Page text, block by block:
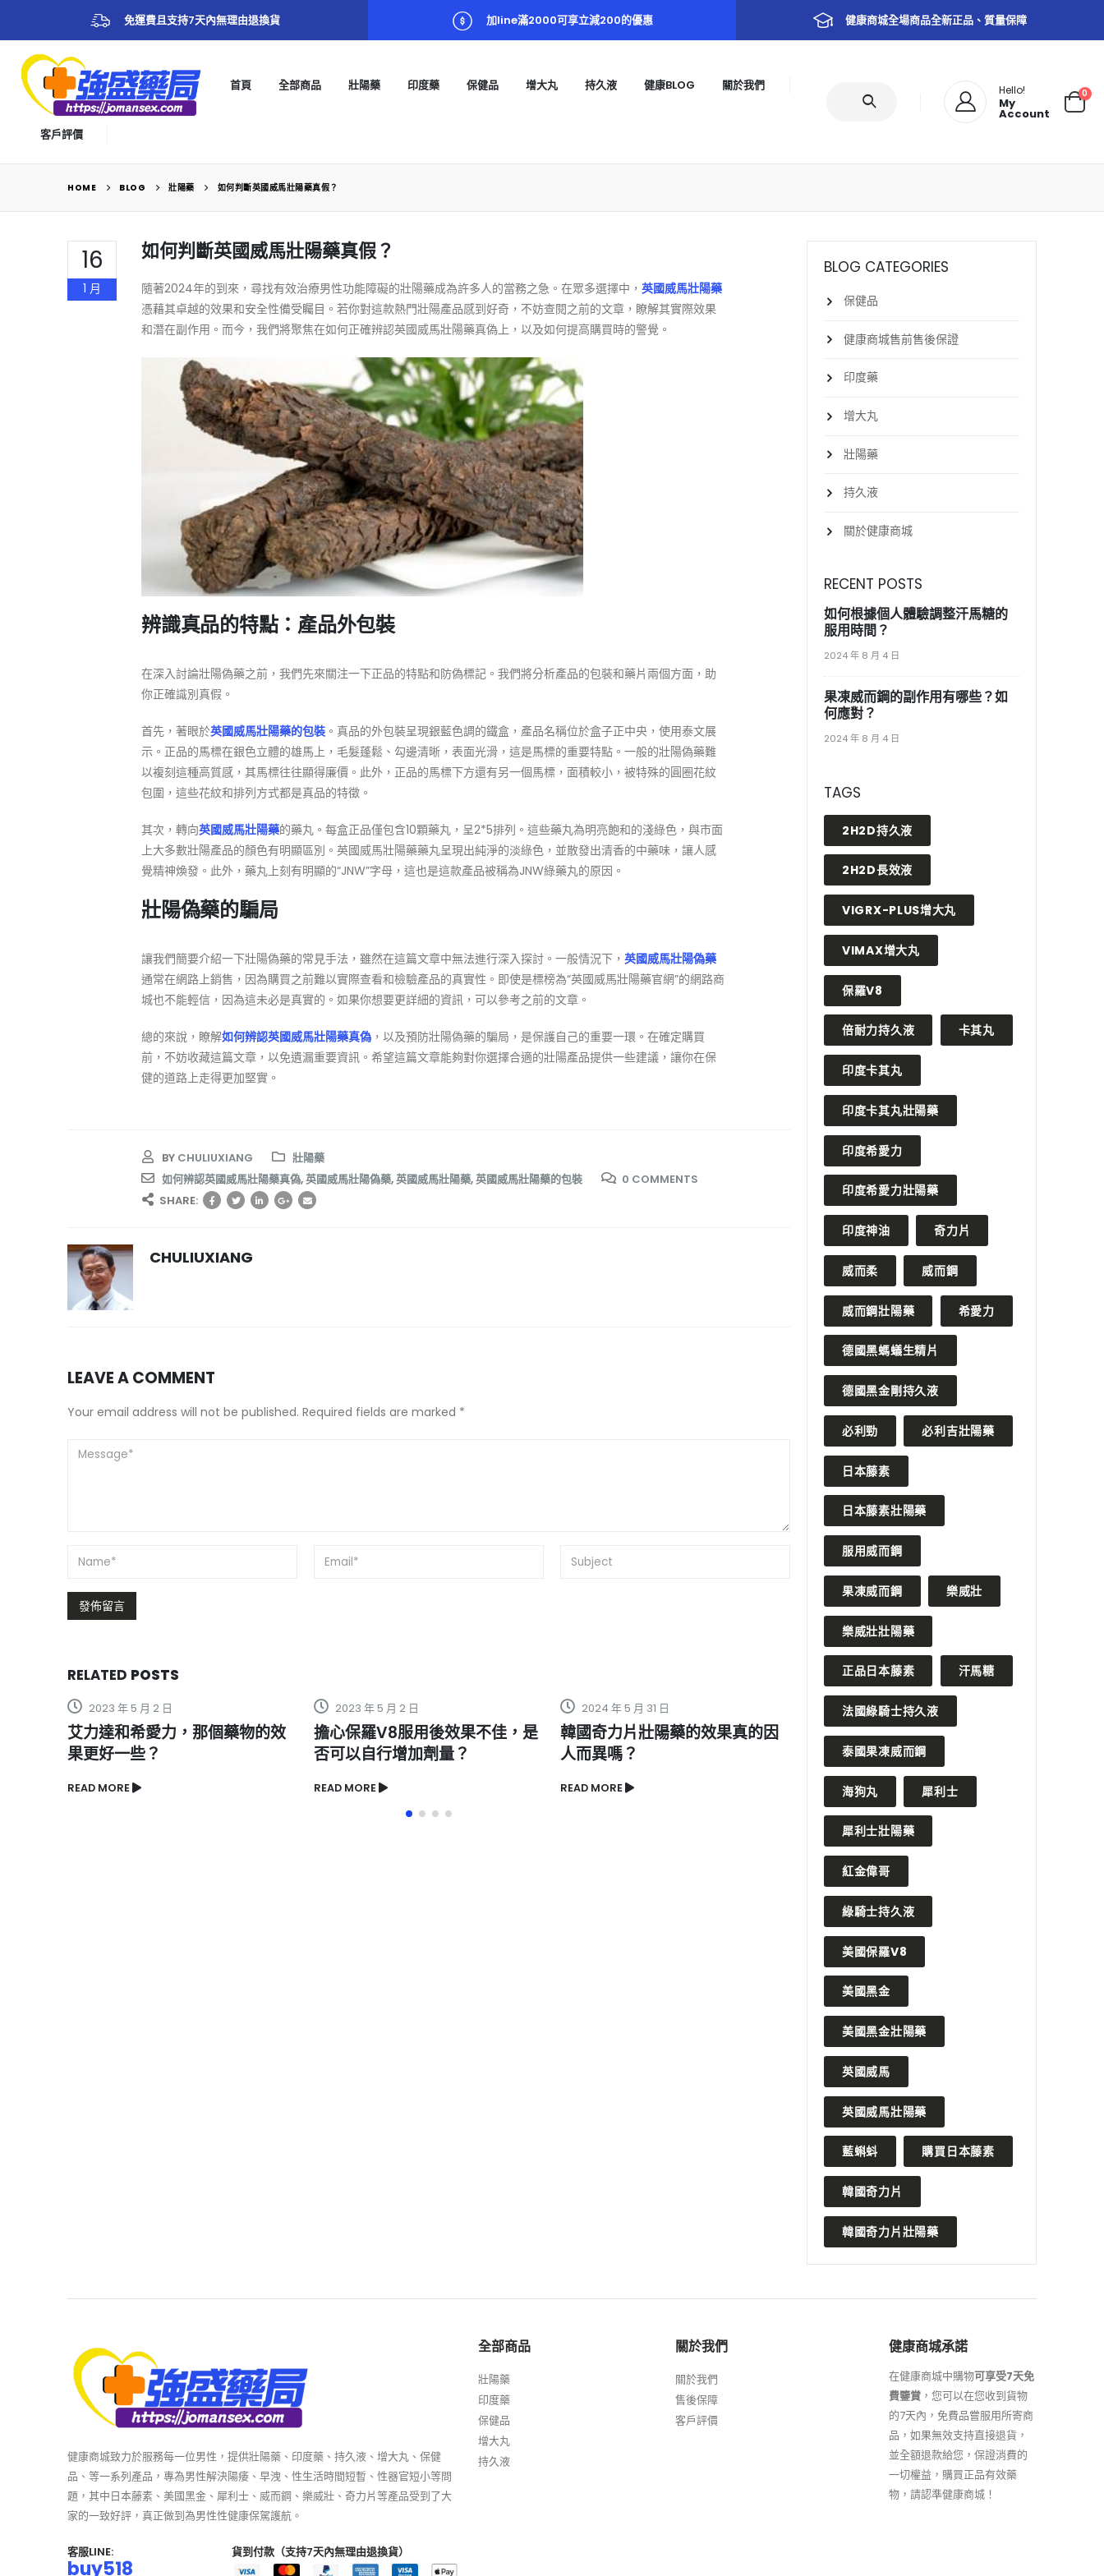
免運費且支持7天內無理由退換貨 加line滿2000可享立減200的優惠 健康商城全場商品全新正品、質量保障
首頁 全部商品 壯陽藥 印度藥 保健品 增大丸 持久液 健康BLOG 關於我們
客戶評價
Hello!
My
Account
0
HOME BLOG 壯陽藥 如何判斷英國威馬壯陽藥真假？
16
1 月
如何判斷英國威馬壯陽藥真假？
隨著2024年的到來，尋找有效治療男性功能障礙的壯陽藥成為許多人的當務之急。在眾多選擇中， 英國威馬壯陽藥
憑藉其卓越的效果和安全性備受矚目。若你對這款熱門壯陽產品感到好奇，不妨查閱之前的文章，瞭解其實際效果
和潛在副作用。而今，我們將聚焦在如何正確辨認英國威馬壯陽藥真偽上，以及如何提高購買時的警覺。
辨識真品的特點：產品外包裝
在深入討論壯陽偽藥之前，我們先來關注一下正品的特點和防偽標記。我們將分析產品的包裝和藥片兩個方面，助
你正確識別真假。
首先，著眼於英國威馬壯陽藥的包裝 。真品的外包裝呈現銀藍色調的鐵盒，產品名稱位於盒子正中央，使用泰文展
示。正品的馬標在銀色立體的雄馬上，毛髮蓬鬆、勾邊清晰，表面光滑，這是馬標的重要特點。一般的壯陽偽藥難
以複刻這種高質感，其馬標往往顯得廉價。此外，正品的馬標下方還有另一個馬標，面積較小，被特殊的圓圈花紋
包圍，這些花紋和排列方式都是真品的特徵。
其次，轉向英國威馬壯陽藥的藥丸。每盒正品僅包含10顆藥丸，呈2*5排列。這些藥丸為明亮飽和的淺綠色，與市面
上大多數壯陽產品的顏色有明顯區別。英國威馬壯陽藥藥丸呈現出純淨的淡綠色，並散發出清香的中藥味，讓人感
覺精神煥發。此外，藥丸上刻有明顯的“JNW”字母，這也是這款產品被稱為JNW綠藥丸的原因。
壯陽偽藥的騙局
讓我們簡要介紹一下壯陽偽藥的常見手法，雖然在這篇文章中無法進行深入探討。一般情況下， 英國威馬壯陽偽藥
通常在網路上銷售，因為購買之前難以實際查看和檢驗產品的真實性。即使是標榜為“英國威馬壯陽藥官網”的網路商
城也不能輕信，因為這未必是真實的。如果你想要更詳細的資訊，可以參考之前的文章。
總的來說，瞭解如何辨認英國威馬壯陽藥真偽 ，以及預防壯陽偽藥的騙局，是保護自己的重要一環。在確定購買
前，不妨收藏這篇文章，以免遺漏重要資訊。希望這篇文章能夠對你選擇合適的壯陽產品提供一些建議，讓你在保
健的道路上走得更加堅實。
BY CHULIUXIANG
壯陽藥
如何辨認英國威馬壯陽藥真偽,英國威馬壯陽偽藥,英國威馬壯陽藥,英國威馬壯陽藥的包裝
0 COMMENTS
SHARE:
CHULIUXIANG
LEAVE A COMMENT
Your email address will not be published. Required fields are marked *
RELATED POSTS
藥物的效
2023 年 5 月 2 日
擔心保羅V8服用後效果不佳，是
否可以自行增加劑量？
READ MORE
2024 年 5 月 31 日
韓國奇力片壯陽藥的效果真的因
人而異嗎？
READ MORE
2023 年 10 月 7 日
韓國奇力片的三大男性健康優勢
2024 年 8 月 4 日
如何根據個人體驗調整汗馬糖的
服用時間？
READ MORE
BLOG CATEGORIES
保健品
健康商城售前售後保證
印度藥
增大丸
壯陽藥
持久液
關於健康商城
RECENT POSTS
如何根據個人體驗調整汗馬糖的
服用時間？
2024 年 8 月 4 日
果凍威而鋼的副作用有哪些？如
何應對？
2024 年 8 月 4 日
TAGS
2H2D持久液
2H2D長效液
VIGRX-PLUS增大丸
VIMAX增大丸
保羅V8
倍耐力持久液 卡其丸
印度卡其丸
印度卡其丸壯陽藥
印度希愛力
印度希愛力壯陽藥
印度神油 奇力片
威而柔 威而鋼
威而鋼壯陽藥 希愛力
德國黑螞蟻生精片
德國黑金剛持久液
必利勁 必利吉壯陽藥
日本藤素
日本藤素壯陽藥
服用威而鋼
果凍威而鋼 樂威壯
樂威壯壯陽藥
正品日本藤素 汗馬糖
法國綠騎士持久液
泰國果凍威而鋼
海狗丸 犀利士
犀利士壯陽藥
紅金偉哥
綠騎士持久液
美國保羅V8
美國黑金
美國黑金壯陽藥
英國威馬
英國威馬壯陽藥
藍蝌蚪 購買日本藤素
韓國奇力片
韓國奇力片壯陽藥
健康商城致力於服務每一位男性，提供壯陽藥、印度藥、持久液、增大丸、保健
品、等一系列產品，專為男性解決陽痿、早洩、性生活時間短暫、性器官短小等問
題，其中日本藤素、美國黑金、犀利士、威而鋼、樂威壯、奇力片等產品受到了大
家的一致好評，真正做到為男性性健康保駕護航。
客服LINE:
buy518
貨到付款（支持7天內無理由退換貨）
全部商品
壯陽藥
印度藥
保健品
增大丸
持久液
關於我們
關於我們
售後保障
客戶評價
健康商城承諾
在健康商城中購物可享受7天免
費鑒賞 ，您可以在您收到貨物
的7天內，免費品嘗服用所寄商
品，如果無效支持直接退貨，
並全額退款給您，保證消費的
一切權益，購買正品有效藥
物，請認準健康商城！